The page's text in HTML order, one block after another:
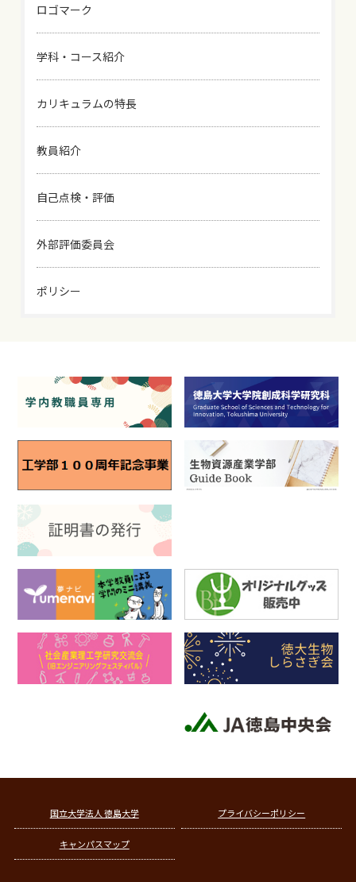
ロゴマーク
学科・コース紹介
カリキュラムの特長
教員紹介
自己点検・評価
外部評価委員会
ポリシー
国立大学法人 徳島大学 プライバシーポリシー
キャンパスマップ